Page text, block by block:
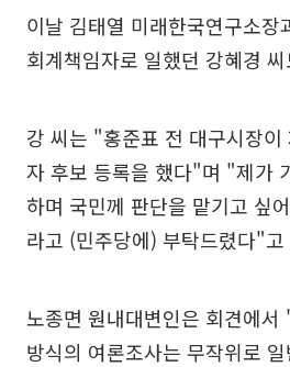
이날 김태열 미래한국연구소장
회계책임자로 일했던 강혜경
강 씨는 "홍준표 전 대구시장이
자 후보 등록을 했다"며 "제가
하며 국민께 판단을 맡기고 싶
라고 (민주당에) 부탁드렸다"고
노종면 원내대변인은 회견에
방식의 여론조사는 무작위로